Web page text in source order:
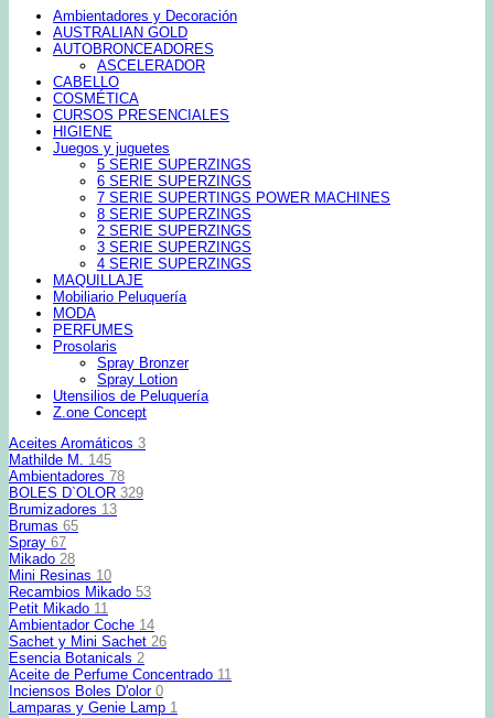
Ambientadores y Decoración
AUSTRALIAN GOLD
AUTOBRONCEADORES
ASCELERADOR
CABELLO
COSMÉTICA
CURSOS PRESENCIALES
HIGIENE
Juegos y juguetes
5 SERIE SUPERZINGS
6 SERIE SUPERZINGS
7 SERIE SUPERTINGS POWER MACHINES
8 SERIE SUPERZINGS
2 SERIE SUPERZINGS
3 SERIE SUPERZINGS
4 SERIE SUPERZINGS
MAQUILLAJE
Mobiliario Peluquería
MODA
PERFUMES
Prosolaris
Spray Bronzer
Spray Lotion
Utensilios de Peluquería
Z.one Concept
Aceites Aromáticos 3
Mathilde M. 145
Ambientadores 78
BOLES D`OLOR 329
Brumizadores 13
Brumas 65
Spray 67
Mikado 28
Mini Resinas 10
Recambios Mikado 53
Petit Mikado 11
Ambientador Coche 14
Sachet y Mini Sachet 26
Esencia Botanicals 2
Aceite de Perfume Concentrado 11
Inciensos Boles D'olor 0
Lamparas y Genie Lamp 1